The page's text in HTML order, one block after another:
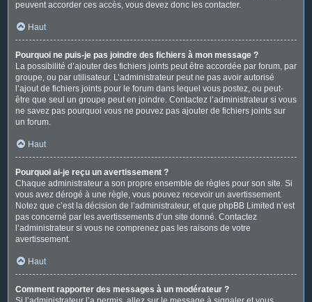
peuvent accorder ces accès, vous devez donc les contacter.
Haut
Pourquoi ne puis-je pas joindre des fichiers à mon message ?
La possibilité d’ajouter des fichiers joints peut être accordée par forum, par
groupe, ou par utilisateur. L’administrateur peut ne pas avoir autorisé
l’ajout de fichiers joints pour le forum dans lequel vous postez, ou peut-
être que seul un groupe peut en joindre. Contactez l’administrateur si vous
ne savez pas pourquoi vous ne pouvez pas ajouter de fichiers joints sur
un forum.
Haut
Pourquoi ai-je reçu un avertissement ?
Chaque administrateur a son propre ensemble de règles pour son site. Si
vous avez dérogé à une règle, vous pouvez recevoir un avertissement.
Notez que c’est la décision de l’administrateur, et que phpBB Limited n’est
pas concerné par les avertissements d’un site donné. Contactez
l’administrateur si vous ne comprenez pas les raisons de votre
avertissement.
Haut
Comment rapporter des messages à un modérateur ?